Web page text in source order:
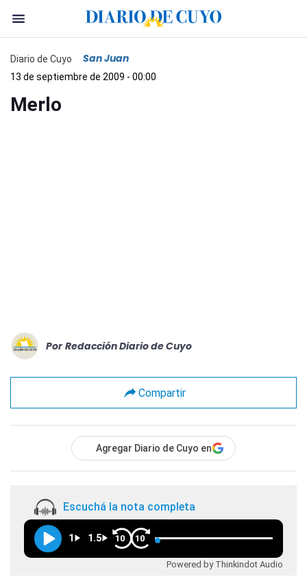
Diario de Cuyo San Juan
13 de septiembre de 2009 - 00:00
Merlo
Por Redacción Diario de Cuyo
Compartir
Agregar Diario de Cuyo en
Escuchá la nota completa
1 1.5 10 10
Powered by Thinkindot Audio